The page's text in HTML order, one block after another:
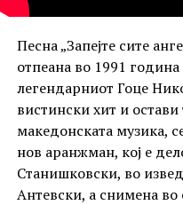
Песна „Запејте сите
отпеана во 1991
легендарниот Гоце
вистински хит и остави
македонската музика,
нов аранжман, кој е
Станишковски, во
Антевски, а снимена во